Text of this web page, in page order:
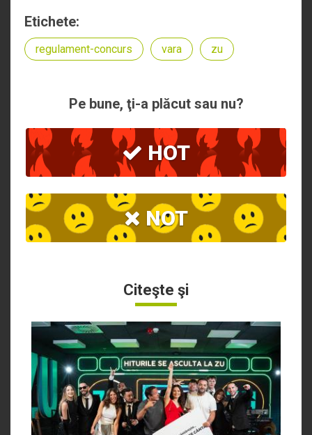
Etichete:
regulament-concurs vara zu
Pe bune, ţi-a plăcut sau nu?
HOT
NOT
Citeşte şi